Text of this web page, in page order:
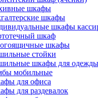
шкафы
шкафы
шкафы
шкаф
шкафы
стойки
шкафы для
мобильные
для офиса
для раздевалок